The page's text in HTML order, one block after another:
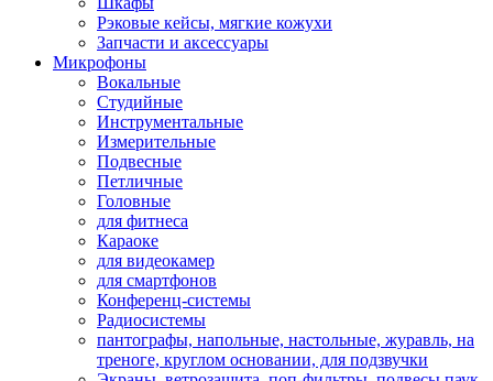
Рэковые кейсы, мягкие кожухи
Запчасти и аксессуары
Микрофоны
Вокальные
Студийные
Инструментальные
Измерительные
Подвесные
Петличные
Головные
для фитнеса
Караоке
для видеокамер
для смартфонов
Конференц-системы
Радиосистемы
пантографы, напольные, настольные, журавль, на
треноге, круглом основании, для подзвучки